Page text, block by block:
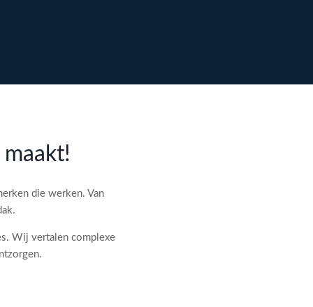
die werken. Van
Wij vertalen complexe